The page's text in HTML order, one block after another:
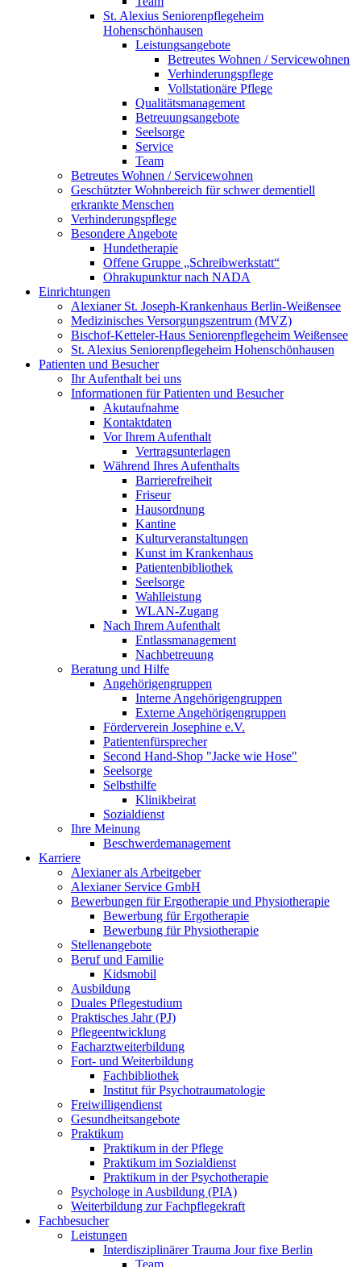
St. Alexius Seniorenpflegeheim
Hohenschönhausen
Leistungsangebote
Betreutes Wohnen / Servicewohnen
Verhinderungspflege
Vollstationäre Pflege
Qualitätsmanagement
Betreuungsangebote
Seelsorge
Service
Team
Betreutes Wohnen / Servicewohnen
Geschützter Wohnbereich für schwer dementiell
erkrankte Menschen
Verhinderungspflege
Besondere Angebote
Hundetherapie
Offene Gruppe „Schreibwerkstatt“
Ohrakupunktur nach NADA
Einrichtungen
Alexianer St. Joseph-Krankenhaus Berlin-Weißensee
Medizinisches Versorgungszentrum (MVZ)
Bischof-Ketteler-Haus Seniorenpflegeheim Weißensee
St. Alexius Seniorenpflegeheim Hohenschönhausen
Patienten und Besucher
Ihr Aufenthalt bei uns
Informationen für Patienten und Besucher
Akutaufnahme
Kontaktdaten
Vor Ihrem Aufenthalt
Vertragsunterlagen
Während Ihres Aufenthalts
Barrierefreiheit
Friseur
Hausordnung
Kantine
Kulturveranstaltungen
Kunst im Krankenhaus
Patientenbibliothek
Seelsorge
Wahlleistung
WLAN-Zugang
Nach Ihrem Aufenthalt
Entlassmanagement
Nachbetreuung
Beratung und Hilfe
Angehörigengruppen
Interne Angehörigengruppen
Externe Angehörigengruppen
Förderverein Josephine e.V.
Patientenfürsprecher
Second Hand-Shop "Jacke wie Hose"
Seelsorge
Selbsthilfe
Klinikbeirat
Sozialdienst
Ihre Meinung
Beschwerdemanagement
Karriere
Alexianer als Arbeitgeber
Alexianer Service GmbH
Bewerbungen für Ergotherapie und Physiotherapie
Bewerbung für Ergotherapie
Bewerbung für Physiotherapie
Stellenangebote
Beruf und Familie
Kidsmobil
Ausbildung
Duales Pflegestudium
Praktisches Jahr (PJ)
Pflegeentwicklung
Facharztweiterbildung
Fort- und Weiterbildung
Fachbibliothek
Institut für Psychotraumatologie
Freiwilligendienst
Gesundheitsangebote
Praktikum
Praktikum in der Pflege
Praktikum im Sozialdienst
Praktikum in der Psychotherapie
Psychologe in Ausbildung (PIA)
Weiterbildung zur Fachpflegekraft
Fachbesucher
Leistungen
Interdisziplinärer Trauma Jour fixe Berlin
Team